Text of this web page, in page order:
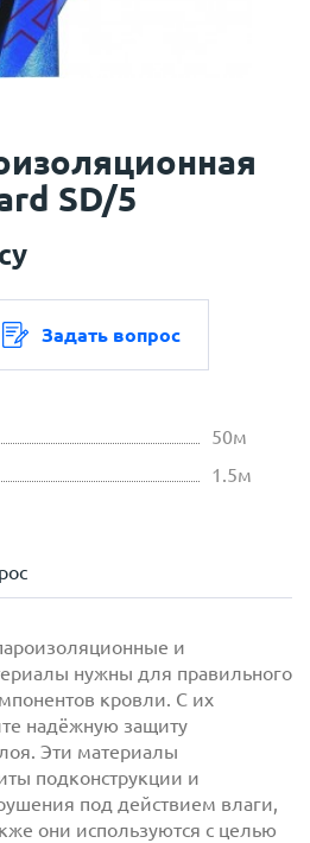
SD/5
Задать вопрос
50м
1.5м
и
нужны для правильного
кровли. С их
надёжную защиту
Эти материалы
подконструкции и
под действием влаги,
они используются с целью